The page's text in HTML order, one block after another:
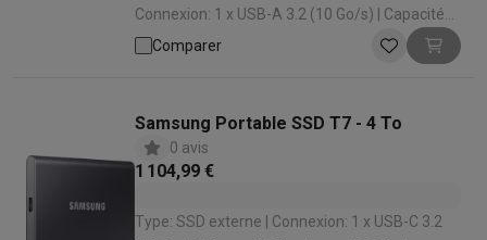
Connexion: 1 x USB-A 3.2 (10 Go/s) | Capacité
Stockage: 2000 Go | Vitesse de lecture: 1050
Comparer
Samsung Portable SSD T7 - 4 To
0 avis
1 104,99 €
Type: SSD externe | Connexion: 1 x USB-C 3.2